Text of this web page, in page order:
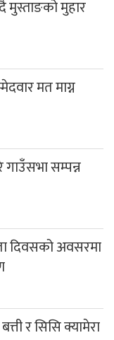
मुहार
मत माग्न
गाउँसभा सम्पन्न
दिवसको अवसरमा
र सिसि क्यामेरा